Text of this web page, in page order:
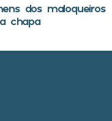
dos maloqueiros
chapa